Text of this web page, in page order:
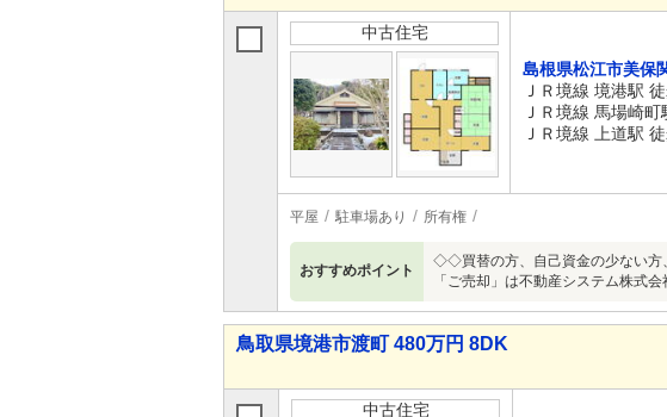
中古住宅
島根県松江市美保
ＪＲ境線 境港駅
ＪＲ境線 馬場崎
ＪＲ境線 上道駅
平屋 駐車場あり 所有権
おすすめポイント
◇◇買替の方、自己資金の少ない方
「ご売却」は不動産システム株式
鳥取県境港市渡町 480万円 8DK
中古住宅